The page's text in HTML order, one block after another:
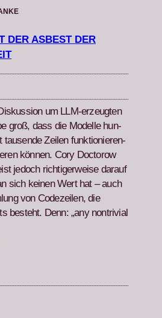
DER ASBEST DER
um LLM-erzeugten
groß, dass die Mod­elle hun­
tausende Zeilen funk­tion­ieren­
kön­nen. Cory Doc­torow
jedoch richtiger­weise darauf
sich keinen Wert hat – auch
von Codezeilen, die
beste­ht. Denn: „any non­triv­ial